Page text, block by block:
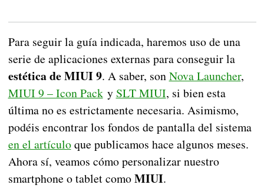
Para seguir la guía indicada, haremos uso de una
serie de aplicaciones externas para conseguir la
estética de MIUI 9. A saber, sonNova Launcher,
MIUI 9 – Icon Packy SLT MIUI, si bien esta
última no es estrictamente necesaria. Asimismo,
podéis encontrar los fondos de pantalla del sistema
en el artículoque publicamos hace algunos meses.
Ahora sí, veamos cómo personalizar nuestro
smartphone o tablet comoMIUI.